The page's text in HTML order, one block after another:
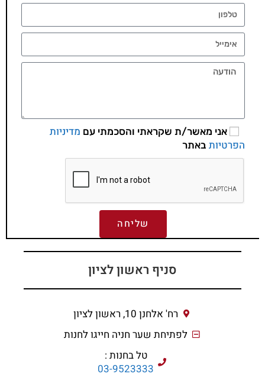
אני מאשר/ת שקראתי והסכמתי עם מדיניות
הפרטיות באתר
שליחה
סניף ראשון לציון
רח' אלחנן 10, ראשון לציון
לפתיחת שער חניה חייגו לחנות
טל בחנות :
03-9523333